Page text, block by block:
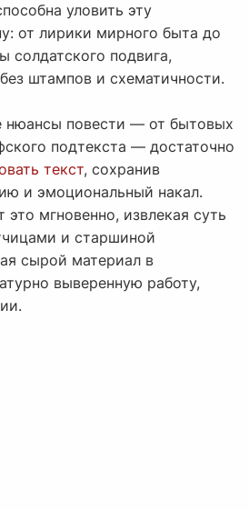
уловить эту
от лирики мирного быта до
солдатского подвига,
штампов и схематичности.
нюансы повести — от бытовых
подтекста — достаточно
текст, сохранив
и эмоциональный накал.
мгновенно, извлекая суть
и старшиной
сырой материал в
выверенную работу,